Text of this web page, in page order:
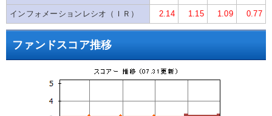
インフォメーションレシオ（ＩＲ） 2.14 1.15 1.09 0.77
ファンドスコア推移